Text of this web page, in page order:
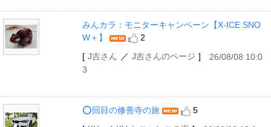
みんカラ：モニターキャンペーン【X-ICE SNO
W＋】
2
[ J吉さん ／ J吉さんのページ ]
26/08/08 10:0
3
⭕️回目の修善寺の旅
5